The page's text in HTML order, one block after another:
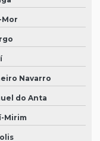
Mor
Navarro
do Anta
Mirim